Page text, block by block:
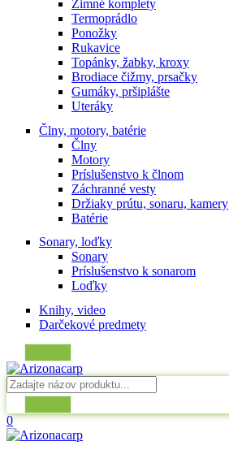
Zimné komplety
Termoprádlo
Ponožky
Rukavice
Topánky, žabky, kroxy
Brodiace čižmy, prsačky
Gumáky, pršiplášte
Uteráky
Člny, motory, batérie
Člny
Motory
Príslušenstvo k člnom
Záchranné vesty
Držiaky prútu, sonaru, kamery
Batérie
Sonary, loďky
Sonary
Príslušenstvo k sonarom
Loďky
Knihy, video
Darčekové predmety
0